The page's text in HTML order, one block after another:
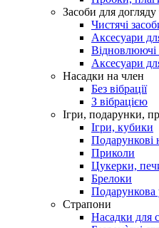
Засоби для
Чистячі
Аксесуари
Відновлюючі
Аксесуари
Насадки на член
Без вібрації
З вібрацією
Ігри, подарунки,
Ігри, кубики
Подарункові
Приколи
Цукерки,
Брелоки
Подарункова
Страпони
Насадки для